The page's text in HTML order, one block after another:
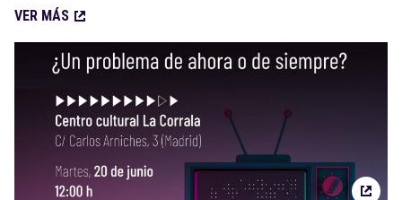
VER MÁS